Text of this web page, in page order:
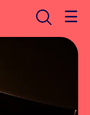
Avaa haku